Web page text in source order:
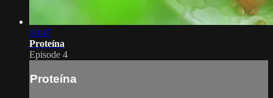
10:47
Proteína
Episode 4
Proteína